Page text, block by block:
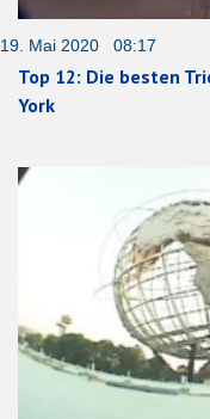
19. Mai 2020 08:17
Top 12: Die besten
York